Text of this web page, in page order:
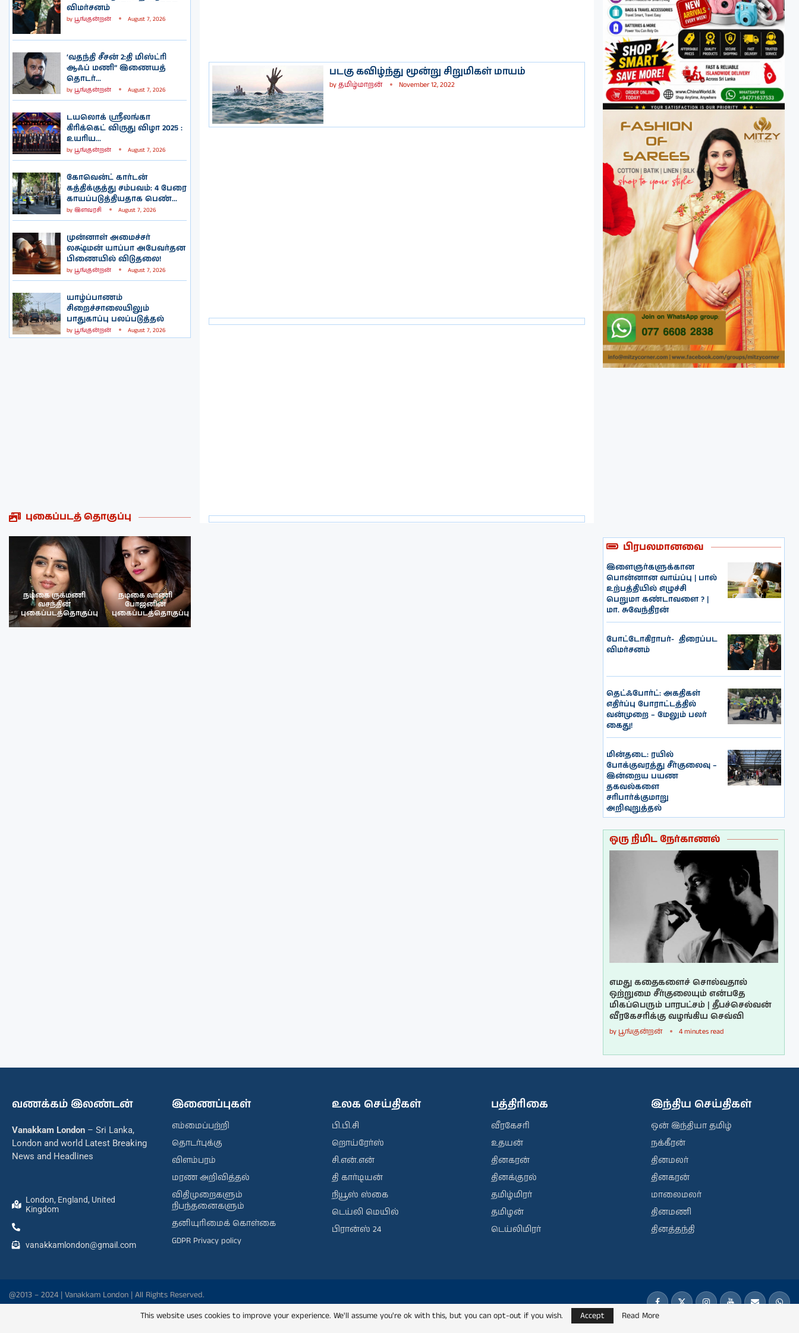
விமர்சனம்
by பூங்குன்றன் August 7, 2026
‘வதந்தி சீசன் 2:தி மிஸ்ட்ரி
ஆஃப் மணி” இணையத்
தொடர்...
by பூங்குன்றன் August 7, 2026
டயலொக் ஸ்ரீலங்கா
கிரிக்கெட் விருது விழா 2025 :
உயரிய...
by பூங்குன்றன் August 7, 2026
கோவென்ட் கார்டன்
கத்திக்குத்து சம்பவம்: 4 பேரை
காயப்படுத்தியதாக பெண்...
by இளவரசி August 7, 2026
முன்னாள் அமைச்சர்
லக்ஷ்மன் யாப்பா அபேவர்தன
பிணையில் விடுதலை!
by பூங்குன்றன் August 7, 2026
யாழ்ப்பாணம்
சிறைச்சாலையிலும்
பாதுகாப்பு பலப்படுத்தல்
by பூங்குன்றன் August 7, 2026
புகைப்படத் தொகுப்பு
நடிகை ருக்மணி
வசந்தின்
புகைப்படத்தொகுப்பு
நடிகை வாணி
போஜனின்
புகைப்படத்தொகுப்பு
படகு கவிழ்ந்து மூன்று சிறுமிகள் மாயம்
byதமிழ்மாறன் November 12, 2022
பிரபலமானவை
இளைஞர்களுக்கான
பொன்னான வாய்ப்பு | பால்
உற்பத்தியில் எழுச்சி
பெறுமா கண்டாவளை ? |
மா. சுவேந்திரன்
போட்டோகிராபர்- ‌ திரைப்பட
விமர்சனம்
தெட்ஃபோர்ட்: அகதிகள்
எதிர்ப்பு போராட்டத்தில்
வன்முறை – மேலும் பலர்
கைது!
மின்தடை: ரயில்
போக்குவரத்து சீர்குலைவு –
இன்றைய பயண
தகவல்களை
சரிபார்க்குமாறு
அறிவுறுத்தல்
ஒரு நிமிட நேர்காணல்
எமது கதைகளைச் சொல்வதால்
ஒற்றுமை சீர்குலையும் என்பதே
மிகப்பெரும் பாரபட்சம் | தீபச்செல்வன்
வீரகேசரிக்கு வழங்கிய செவ்வி
by பூங்குன்றன் 4 minutes read
வணக்கம் இலண்டன்
Vanakkam London – Sri Lanka,
London and world Latest Breaking
News and Headlines
London, England, United
Kingdom
vanakkamlondon@gmail.com
இணைப்புகள்
எம்மைப்பற்றி
தொடர்புக்கு
விளம்பரம்
மரண அறிவித்தல்
விதிமுறைகளும்
நிபந்தனைகளும்
தனியுரிமைக் கொள்கை
GDPR Privacy policy
உலக செய்திகள்
பி.பி.சி
றொய்ரேர்ஸ்
சி.என்.என்
தி கார்டியன்
நியூஸ் ஸ்கை
டெய்லி மெயில்
பிரான்ஸ் 24
பத்திரிகை
வீரகேசரி
உதயன்
தினகரன்
தினக்குரல்
தமிழ்மிரர்
தமிழன்
டெய்லிமிரர்
இந்திய செய்திகள்
ஒன் இந்தியா தமிழ்
நக்கீரன்
தினமலர்
தினகரன்
மாலைமலர்
தினமணி
தினத்தந்தி
@2013 – 2024 | Vanakkam London | All Rights Reserved.
This website uses cookies to improve your experience. We'll assume you're ok with this, but you can opt-out if you wish.
Accept Read More